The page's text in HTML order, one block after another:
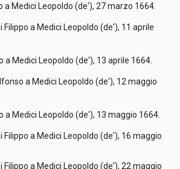
a Medici Leopoldo (de'), 27 marzo 1664.
Filippo a Medici Leopoldo (de'), 11 aprile
a Medici Leopoldo (de'), 13 aprile 1664.
a Medici Leopoldo (de'), 12 maggio
a Medici Leopoldo (de'), 13 maggio 1664.
Filippo a Medici Leopoldo (de'), 16 maggio
Filippo a Medici Leopoldo (de'), 22 maggio